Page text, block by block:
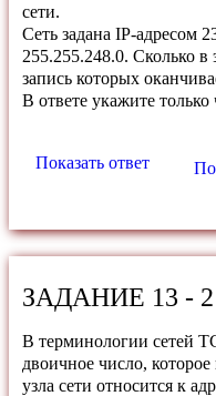
сети.
Сеть задана IP-адресом
255.255.248.0. Сколько в
запись которых
В ответе укажите только
Показать ответ
ЗАДАНИЕ 13 - 2
В терминологии сетей
двоичное число, которое
узла сети относится к